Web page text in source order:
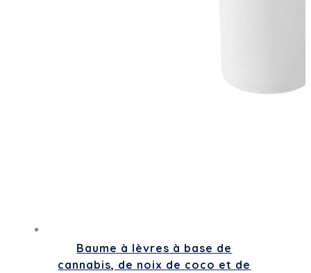
Baume à lèvres à base de
cannabis, de noix de coco et de